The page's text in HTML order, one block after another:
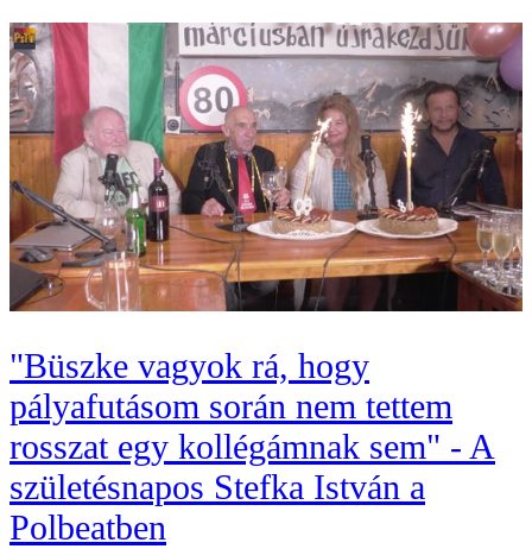
"Büszke vagyok rá, hogy
pályafutásom során nem tettem
rosszat egy kollégámnak sem" - A
születésnapos Stefka István a
Polbeatben